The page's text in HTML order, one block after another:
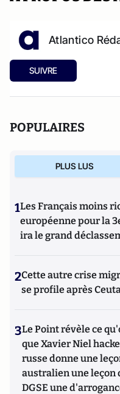
Atlantico
SUIVRE
POPULAIRES
PLUS LUS
1Les Français moins
européenne pour la
ira le grand
2Cette autre crise
se profile après Ceuta
3Le Point révèle ce
que Xavier Niel
russe donne une
australien une leçon
DGSE une